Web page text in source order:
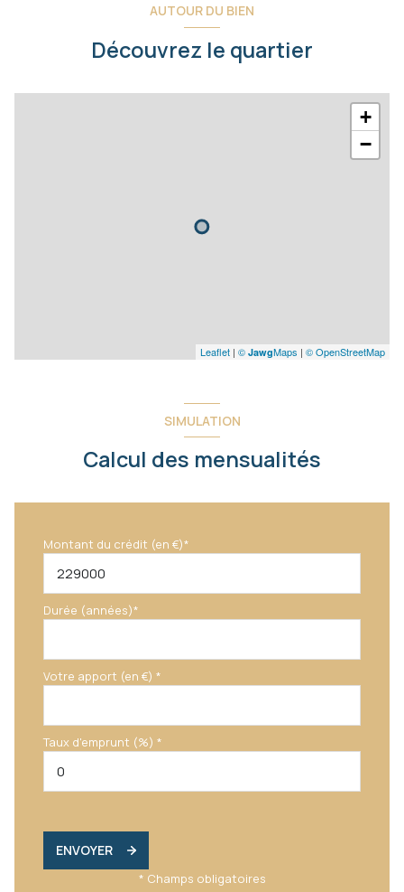
AUTOUR DU BIEN
Découvrez le quartier
+
−
Leaflet | © JawgMaps | © OpenStreetMap
SIMULATION
Calcul des mensualités
Montant du crédit (en €)*
Durée (années)*
Votre apport (en €) *
Taux d'emprunt (%) *
ENVOYER
* Champs obligatoires